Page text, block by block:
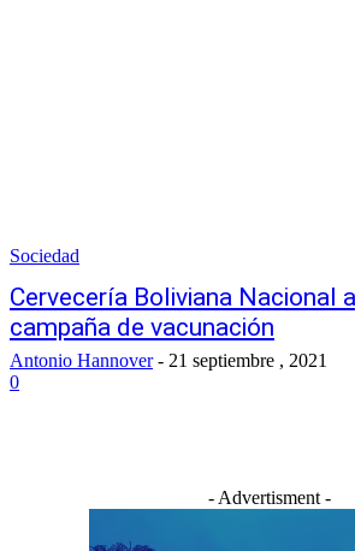
Sociedad
Cervecería Boliviana Nacional
campaña de vacunación
Antonio Hannover - 21 septiembre , 2021
0
- Advertisment -